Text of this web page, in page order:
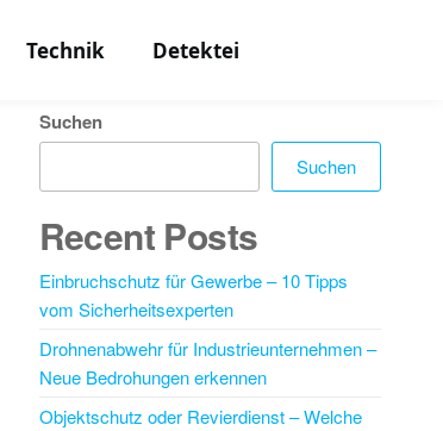
Technik Detektei
Suchen
Suchen
Recent Posts
Einbruchschutz für Gewerbe – 10 Tipps
vom Sicherheitsexperten
Drohnenabwehr für Industrieunternehmen –
Neue Bedrohungen erkennen
Objektschutz oder Revierdienst – Welche